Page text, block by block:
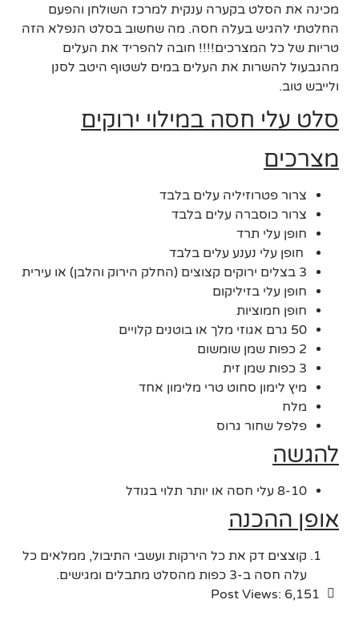
מכינה את הסלט בקערה ענקית למרכז השולחן והפעם
החלטתי להגיש בעלה חסה. מה שחשוב בסלט הנפלא הזה
טריות של כל המצרכים!!!! חובה להפריד את העלים
מהגבעול להשרות את העלים במים לשטוף היטב לסנן
ולייבש טוב.
סלט עלי חסה במילוי ירוקים
מצרכים
צרור פטרוזיליה עלים בלבד
צרור כוסברה עלים בלבד
חופן עלי תרד
חופן עלי נענע עלים בלבד
3 בצלים ירוקים קצוצים (החלק הירוק והלבן) או עירית
חופן עלי בזיליקום
חופן חמוציות
50 גרם אגוזי מלך או בוטנים קלויים
2 כפות שמן שומשום
3 כפות שמן זית
מיץ לימון סחוט טרי מלימון אחד
מלח
פלפל שחור גרוס
להגשה
8-10 עלי חסה או יותר תלוי בגודל
אופן ההכנה
קוצצים דק את כל הירקות ועשבי התיבול, ממלאים כל
עלה חסה ב-3 כפות מהסלט מתבלים ומגישים.
Post Views: 6,151